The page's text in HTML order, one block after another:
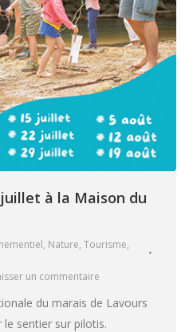
à la Maison du
, Nature, Tourisme,
un commentaire
du marais de Lavours
sentier sur pilotis.